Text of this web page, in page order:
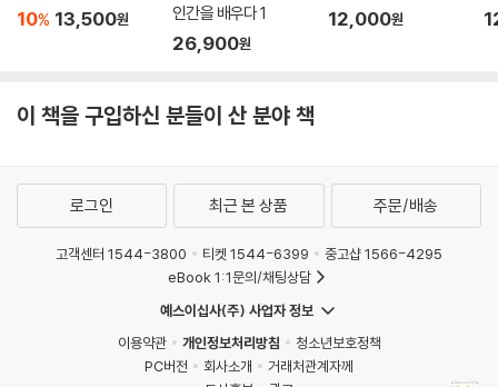
10% 13,500원
인간을 배우다 1
26,900원
12,000원
이 책을 구입하신 분들이 산 분야 책
로그인 최근 본 상품 주문/배송
고객센터 1544-3800 티켓 1544-6399
중고샵 1566-4295
eBook 1:1문의/채팅상담
예스이십사(주) 사업자 정보
이용약관
개인정보처리방침
청소년보호정책
PC버전
회사소개
거래처관계자께